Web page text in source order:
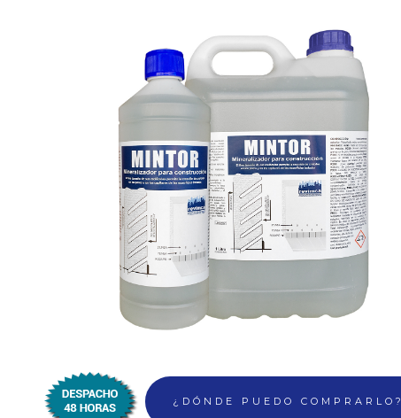
¿DÓNDE PUEDO COMPRARLO?